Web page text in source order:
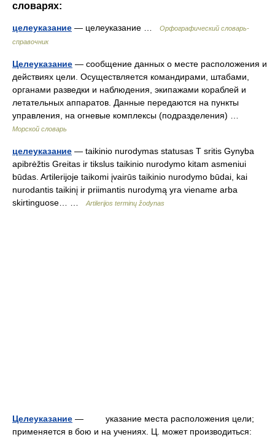
словарях:
целеуказание — целеуказание …
Орфографический словарь-
справочник
Целеуказание — сообщение данных о месте расположения и
действиях цели. Осуществляется командирами, штабами,
органами разведки и наблюдения, экипажами кораблей и
летательных аппаратов. Данные передаются на пункты
управления, на огневые комплексы (подразделения) …
Морской словарь
целеуказание — taikinio nurodymas statusas T sritis Gynyba
apibrėžtis Greitas ir tikslus taikinio nurodymo kitam asmeniui
būdas. Artilerijoje taikomi įvairūs taikinio nurodymo būdai, kai
nurodantis taikinį ir priimantis nurodymą yra viename arba
skirtinguose… …
Artilerijos terminų žodynas
Целеуказание — указание места расположения цели;
применяется в бою и на учениях. Ц. может производиться: